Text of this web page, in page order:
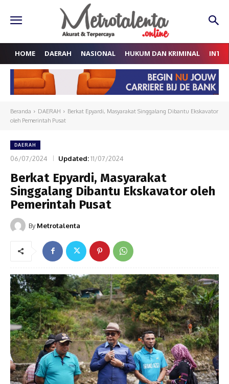
HOME DAERAH NASIONAL HUKUM DAN KRIMINAL
Beranda DAERAH
Berkat Epyardi, Masyarakat Singgalang Dibantu Ekskavator
oleh Pemerintah Pusat
DAERAH
06/07/2024 Updated:11/07/2024
Berkat Epyardi, Masyarakat
Singgalang Dibantu Ekskavator oleh
Pemerintah Pusat
By Metrotalenta